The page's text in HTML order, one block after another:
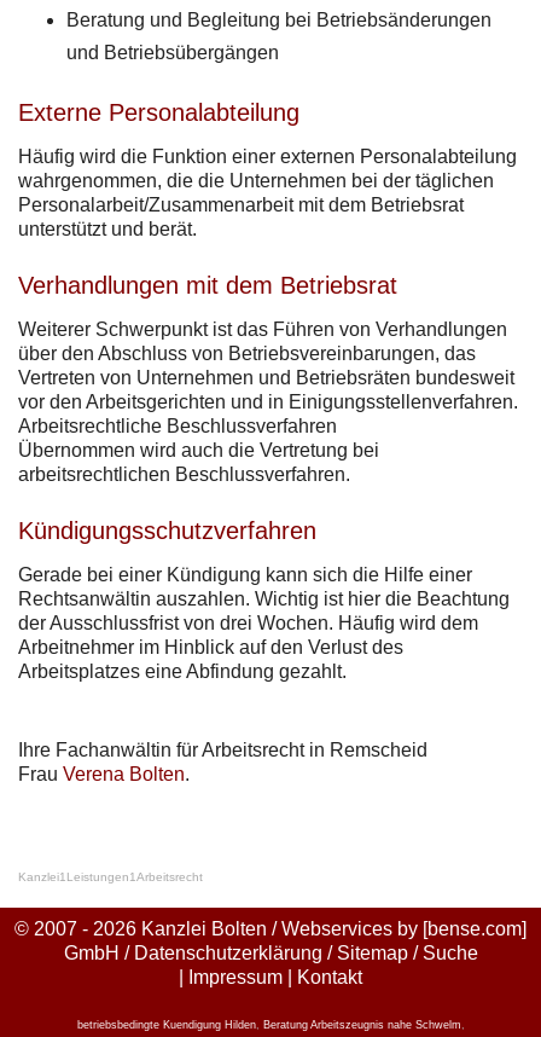
Beratung und Begleitung bei Betriebsänderungen
und Betriebsübergängen
Externe Personalabteilung
Häufig wird die Funktion einer externen Personalabteilung
wahrgenommen, die die Unternehmen bei der täglichen
Personalarbeit/Zusammenarbeit mit dem Betriebsrat
unterstützt und berät.
Verhandlungen mit dem Betriebsrat
Weiterer Schwerpunkt ist das Führen von Verhandlungen
über den Abschluss von Betriebsvereinbarungen, das
Vertreten von Unternehmen und Betriebsräten bundesweit
vor den Arbeitsgerichten und in Einigungsstellenverfahren.
Arbeitsrechtliche Beschlussverfahren
Übernommen wird auch die Vertretung bei
arbeitsrechtlichen Beschlussverfahren.
Kündigungsschutzverfahren
Gerade bei einer Kündigung kann sich die Hilfe einer
Rechtsanwältin auszahlen. Wichtig ist hier die Beachtung
der Ausschlussfrist von drei Wochen. Häufig wird dem
Arbeitnehmer im Hinblick auf den Verlust des
Arbeitsplatzes eine Abfindung gezahlt.
Ihre Fachanwältin für Arbeitsrecht in Remscheid
Frau Verena Bolten.
Kanzlei1 Leistungen1Arbeitsrecht
© 2007 - 2026 Kanzlei Bolten / Webservices by [bense.com]
GmbH / Datenschutzerklärung / Sitemap/ Suche
Impressum Kontakt
betriebsbedingte Kuendigung Hilden, Beratung Arbeitszeugnis nahe Schwelm